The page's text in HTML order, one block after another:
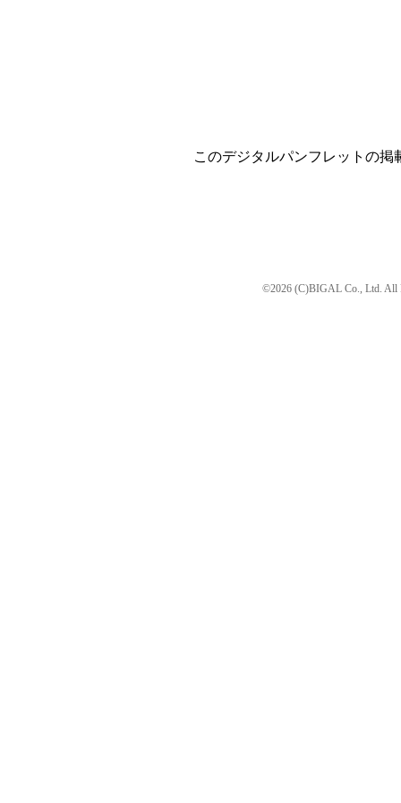
このデジタルパンフレットの掲
©2026 (C)BIGAL Co., Ltd. All